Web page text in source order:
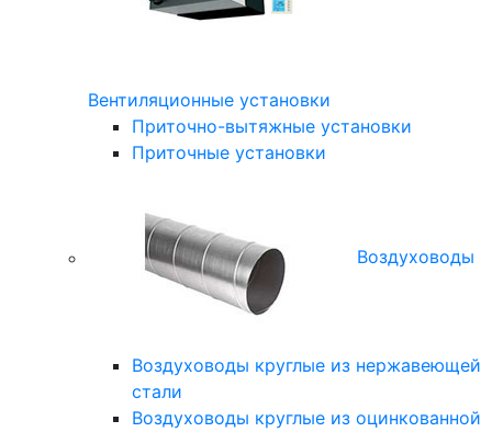
Вентиляционные установки
Приточно-вытяжные установки
Приточные установки
Воздуховоды
Воздуховоды круглые из нержавеющей
стали
Воздуховоды круглые из оцинкованной